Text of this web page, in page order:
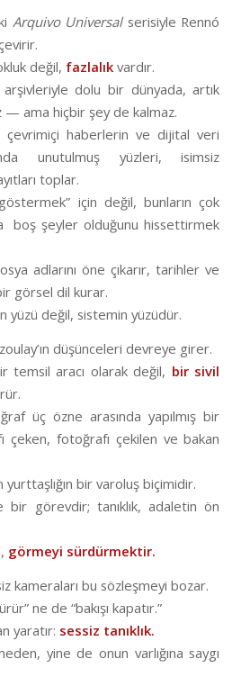
Arquivo Universalserisiyle Rennó
değil, fazlalıkvardır.
arşivleriyle dolu bir dünyada, artık
— ama hiçbir şey de kalmaz.
çevrimiçi haberlerin ve dijital veri
unutulmuş yüzleri, isimsiz
toplar.
için değil, bunların çok
boş şeyler olduğunu hissettirmek
adlarını öne çıkarır, tarihler ve
görsel dil kurar.
yüzü değil, sistemin yüzüdür.
düşünceleri devreye girer.
temsil aracı olarak değil, bir sivil
üç özne arasında yapılmış bir
çeken, fotoğrafı çekilen ve bakan
bir varoluş biçimidir.
görevdir; tanıklık, adaletin ön
görmeyi sürdürmektir.
kameraları bu sözleşmeyi bozar.
ne de “bakışı kapatır.”
yaratır: sessiz tanıklık.
yine de onun varlığına saygı